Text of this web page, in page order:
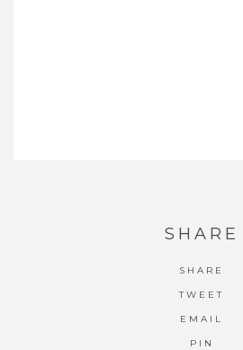
SHARE
SHARE
TWEET
EMAIL
PIN